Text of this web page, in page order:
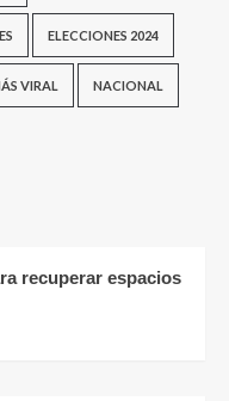
ELECCIONES 2024
VIRAL NACIONAL
recuperar espacios